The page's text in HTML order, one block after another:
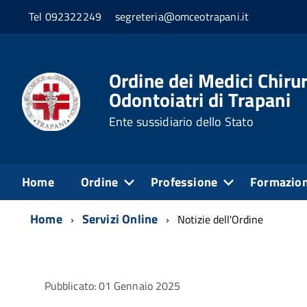
Tel 092322249 segreteria@omceotrapani.it
Ordine dei Medici
Odontoiatri di Trapani
Ente sussidiario dello Stato
Home Ordine Professione
Home
Servizi Online Notizie dell'Ordine
Pubblicato: 01 Gennaio 2025